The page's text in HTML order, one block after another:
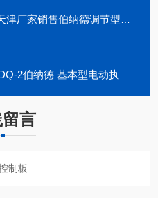
销售伯纳德调节型电子定位器控制板
纳德 基本型电动执行机构电路板
言